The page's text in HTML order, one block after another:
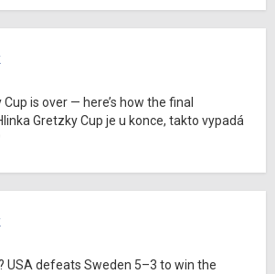
is over — here’s how the final
Gretzky Cup je u konce, takto vypadá
USA defeats Sweden 5–3 to win the